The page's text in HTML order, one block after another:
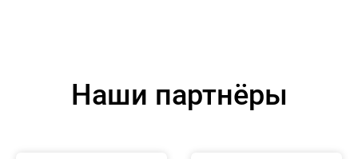
Наши партнёры